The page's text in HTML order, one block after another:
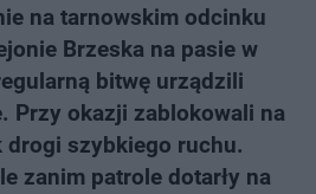
na tarnowskim odcinku
Brzeska na pasie w
bitwę urządzili
Przy okazji zablokowali na
szybkiego ruchu.
zanim patrole dotarły na